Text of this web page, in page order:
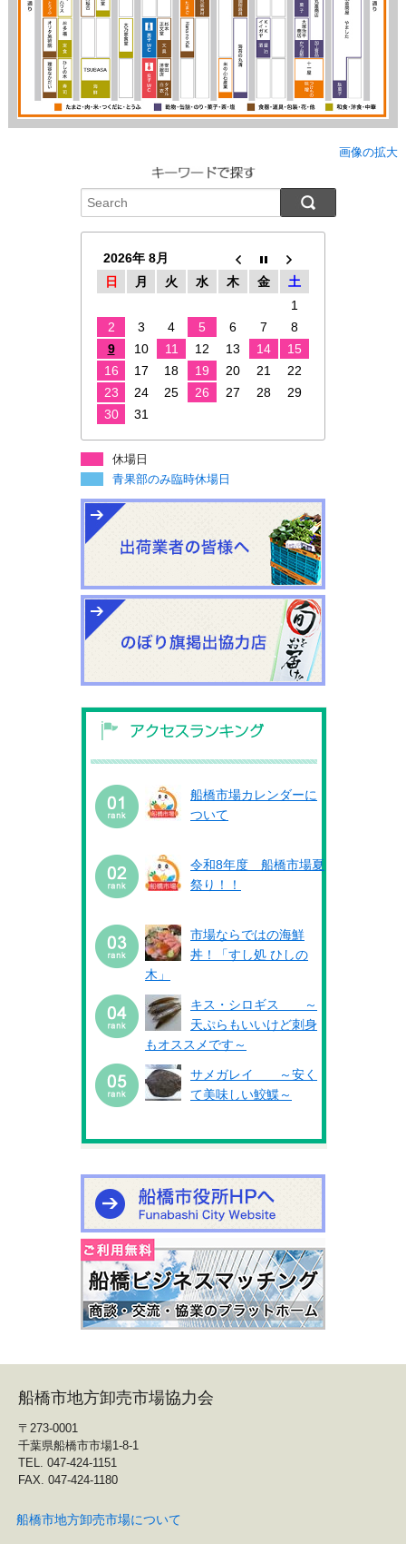
画像の拡大
2026年 8月
日
月 火 水 木 金
土
1
2
3 4 5 6 7
8
9
10 11 12 13 14
15
16
17 18 19 20 21
22
23
24 25 26 27 28
29
30
31
休場日
青果部のみ臨時休場日
船橋市場カレンダーに
ついて
令和8年度 船橋市場夏
祭り！！
市場ならではの海鮮
丼！「すし処 ひしの
木」
キス・シロギス ～
天ぷらもいいけど刺身
もオススメです～
サメガレイ ～安く
て美味しい鮫鰈～
船橋市地方卸売市場協力会
〒273-0001
千葉県船橋市市場1-8-1
TEL. 047-424-1151
FAX. 047-424-1180
船橋市地方卸売市場について